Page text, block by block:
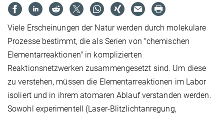
Viele Erscheinungen der Natur werden durch molekulare
Prozesse bestimmt, die als Serien von "chemischen
Elementarreaktionen" in komplizierten
Reaktionsnetzwerken zusammengesetzt sind. Um diese
zu verstehen, müssen die Elementarreaktionen im Labor
isoliert und in ihrem atomaren Ablauf verstanden werden.
Sowohl experimentell (Laser-Blitzlichtanregung,